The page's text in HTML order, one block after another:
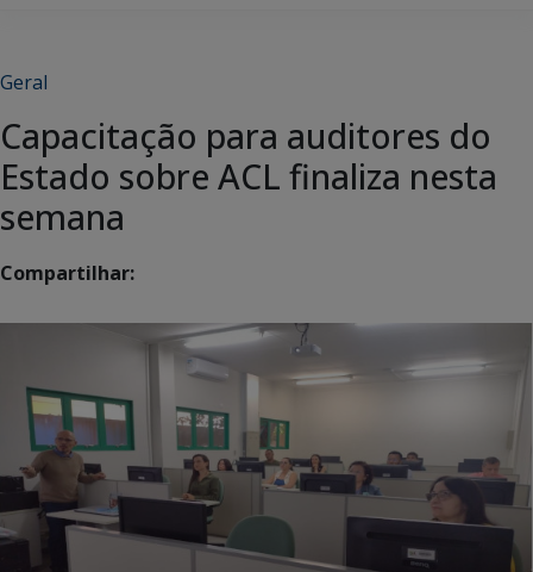
Geral
Capacitação para auditores do
Estado sobre ACL finaliza nesta
semana
Compartilhar: